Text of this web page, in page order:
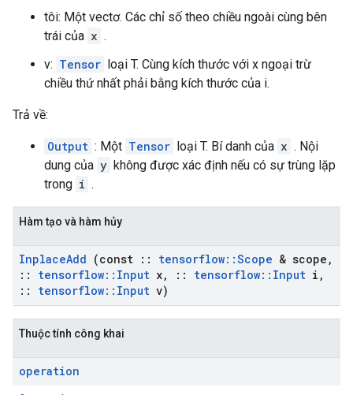
tôi: Một vectơ. Các chỉ số theo chiều ngoài cùng bên
trái của x .
v: Tensor loại T. Cùng kích thước với x ngoại trừ
chiều thứ nhất phải bằng kích thước của i.
Trả về:
Output : Một Tensor loại T. Bí danh của x . Nội
dung của y không được xác định nếu có sự trùng lặp
trong i .
Hàm tạo và hàm hủy
InplaceAdd (const :: tensorflow::Scope & scope ,
::
tensorflow:: Input x, :: tensorflow:: Input i ,
::
tensorflow:: Input v)
Thuộc tính công khai
operation